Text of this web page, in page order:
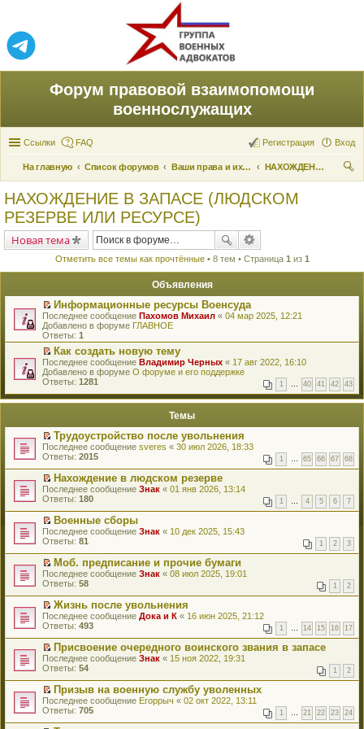
Форум правовой взаимопомощи
военнослужащих
Ссылки FAQ Вход
Регистрация
На главную Список форумов Ваши права и их реализация
НАХОЖДЕНИЕ В ЗАПАСЕ (ЛЮДСКОМ РЕЗЕРВЕ ИЛИ РЕСУРСЕ)
НАХОЖДЕНИЕ В ЗАПАСЕ (ЛЮДСКОМ
РЕЗЕРВЕ ИЛИ РЕСУРСЕ)
Новая тема
Отметить все темы как прочтённые• 8 тем • Страница 1 из 1
Объявления
П
е
р
е
й
т
и
к
е
о
м
у
н
е
п
р
о
и
т
а
н
н
о
м
у
с
о
о
б
е
н
и
ю
Информационные ресурсы Военсуда
Последнее сообщение Пахомов Михаил « 04 мар 2025, 12:21
Добавлено в форуме ГЛАВНОЕ
Ответы: 1
П
е
р
й
к
е
р
в
о
м
у
е
п
р
о
ч
и
т
а
н
н
о
м
с
о
о
б
щ
е
н
и
ю
Как создать новую тему
Последнее сообщение Владимир Черных « 17 авг 2022, 16:10
Добавлено в форуме О форуме и его поддержке
Ответы: 1281 1 … 40 41 42 43
Темы
П
е
е
й
т
и
к
п
е
р
в
о
м
у
е
п
р
о
ч
и
т
а
н
н
о
м
Трудоустройство после увольнения
Последнее сообщение sveres « 30 июл 2026, 18:33
Ответы: 2015 1 … 65 66 67 68
П
е
е
й
т
и
к
п
е
р
в
о
м
у
е
п
р
о
ч
и
т
а
н
Нахождение в людском резерве
Последнее сообщение Знак « 01 янв 2026, 13:14
Ответы: 180 1 … 4 5 6 7
П
е
е
й
т
и
к
п
е
р
в
о
м
у
е
п
р
о
ч
Военные сборы
Последнее сообщение Знак « 10 дек 2025, 15:43
Ответы: 81 1 2 3
П
е
е
й
т
и
к
п
е
р
в
о
м
у
Моб. предписание и прочие бумаги
Последнее сообщение Знак « 08 июл 2025, 19:01
Ответы: 58 1 2
П
е
е
й
т
и
к
п
е
р
в
Жизнь после увольнения
Последнее сообщение Дока и К « 16 июн 2025, 21:12
Ответы: 493 1 … 14 15 16 17
П
е
е
й
т
и
к
Присвоение очередного воинского звания в запасе
Последнее сообщение Знак « 15 ноя 2022, 19:31
Ответы: 54 1 2
П
е
Призыв на военную службу уволенных
Последнее сообщение Егоррыч « 02 окт 2022, 13:11
Ответы: 705 1 … 21 22 23 24